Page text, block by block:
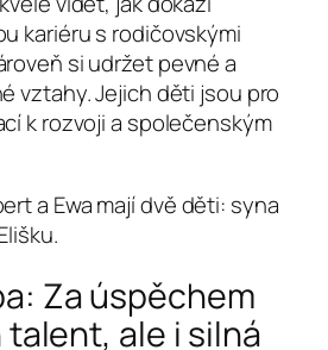
kariéru s rodičovskými
si udržet pevné a
vztahy. Jejich děti jsou pro
k rozvoji a společenským
a Ewa mají dvě děti: syna
Za úspěchem
ale i silná